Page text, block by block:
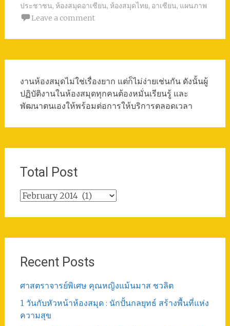
ประชาชน, ห้องสมุดอาเซียน, ห้องสมุดไทย, อาเซียน, แผนภาพ
Leave a comment
งานห้องสมุดไม่ใช่เรื่องยาก แต่ก็ไม่ง่ายเช่นกัน ดังนั้นผู้
ปฏิบัติงานในห้องสมุดทุกคนต้องหมั่นเรียนรู้ และ
พัฒนาตนเองให้พร้อมต่อการให้บริการตลอดเวลา
Total Post
Total
Recent Posts
ศาสตราจารย์พิเศษ คุณหญิงแม้นมาส ชวลิต
1 วันกับหัวหน้าห้องสมุด : นักปั้นกลยุทธ์ สร้างพื้นที่แห่ง
ความสุข